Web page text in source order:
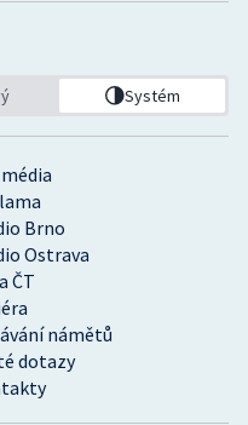
Brno
Ostrava
ČT
námětů
dotazy
Systém